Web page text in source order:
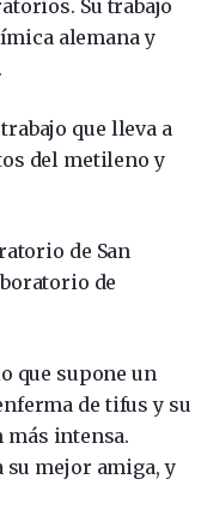
Su trabajo
alemana y
que lleva a
del metileno y
de San
de
que supone un
de tifus y su
más intensa.
su mejor amiga, y